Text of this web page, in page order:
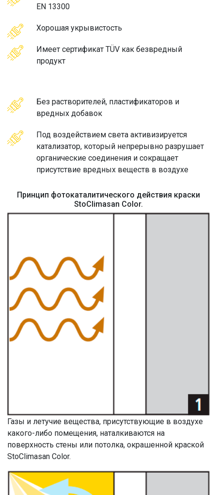
EN 13300
Хорошая укрывистость
Имеет сертификат TÜV как безвредный
продукт
Без растворителей, пластификаторов и
вредных добавок
Под воздействием света активизируется
катализатор, который непрерывно разрушает
органические соединения и сокращает
присутствие вредных веществ в воздухе
Принцип фотокаталитического действия краски
StoClimasan Color.
Газы и летучие вещества, присутствующие в воздухе
какого-либо помещения, наталкиваются на
поверхность стены или потолка, окрашенной краской
StoClimasan Color.